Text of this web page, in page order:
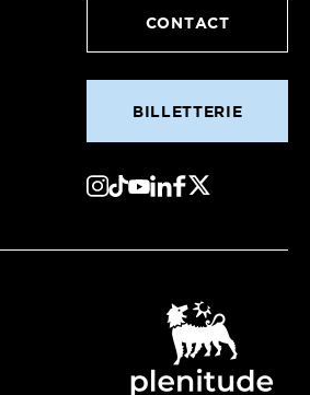
CONTACT
BILLETTERIE